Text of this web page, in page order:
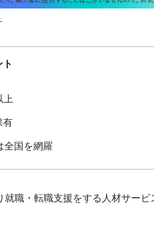
上
有
全国を網羅
職・転職支援をする人材サー